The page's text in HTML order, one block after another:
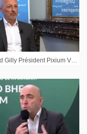
Bernard Gilly Président Pixium Vision : « Les technologies ont suffisamment évolué »